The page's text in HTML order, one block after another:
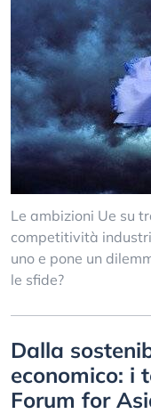
Le ambizioni Ue su
competitività
uno e pone un
le sfide?
Dalla
economico: i
Forum for